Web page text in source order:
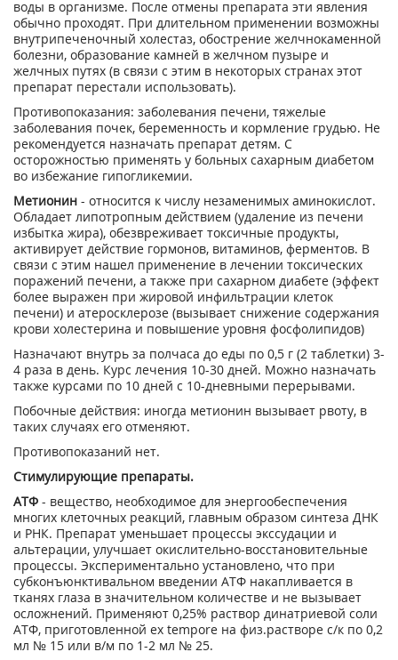
воды в организме. После отмены препарата эти явления
обычно проходят. При длительном применении возможны
внутрипеченочный холестаз, обострение желчнокаменной
болезни, образование камней в желчном пузыре и
желчных путях (в связи с этим в некоторых странах этот
препарат перестали использовать).
Противопоказания: заболевания печени, тяжелые
заболевания почек, беременность и кормление грудью. Не
рекомендуется назначать препарат детям. С
осторожностью применять у больных сахарным диабетом
во избежание гипогликемии.
Метионин - относится к числу незаменимых аминокислот.
Обладает липотропным действием (удаление из печени
избытка жира), обезвреживает токсичные продукты,
активирует действие гормонов, витаминов, ферментов. В
связи с этим нашел применение в лечении токсических
поражений печени, а также при сахарном диабете (эффект
более выражен при жировой инфильтрации клеток
печени) и атеросклерозе (вызывает снижение содержания
крови холестерина и повышение уровня фосфолипидов)
Назначают внутрь за полчаса до еды по 0,5 г (2 таблетки) 3-
4 раза в день. Курс лечения 10-30 дней. Можно назначать
также курсами по 10 дней с 10-дневными перерывами.
Побочные действия: иногда метионин вызывает рвоту, в
таких случаях его отменяют.
Противопоказаний нет.
Стимулирующие препараты.
АТФ - вещество, необходимое для энергообеспечения
многих клеточных реакций, главным образом синтеза ДНК
и РНК. Препарат уменьшает процессы экссудации и
альтерации, улучшает окислительно-восстановительные
процессы. Экспериментально установлено, что при
субконъюнктивальном введении АТФ накапливается в
тканях глаза в значительном количестве и не вызывает
осложнений. Применяют 0,25% раствор динатриевой соли
АТФ, приготовленной ex tempore на физ.растворе с/к по 0,2
мл № 15 или в/м по 1-2 мл № 25.